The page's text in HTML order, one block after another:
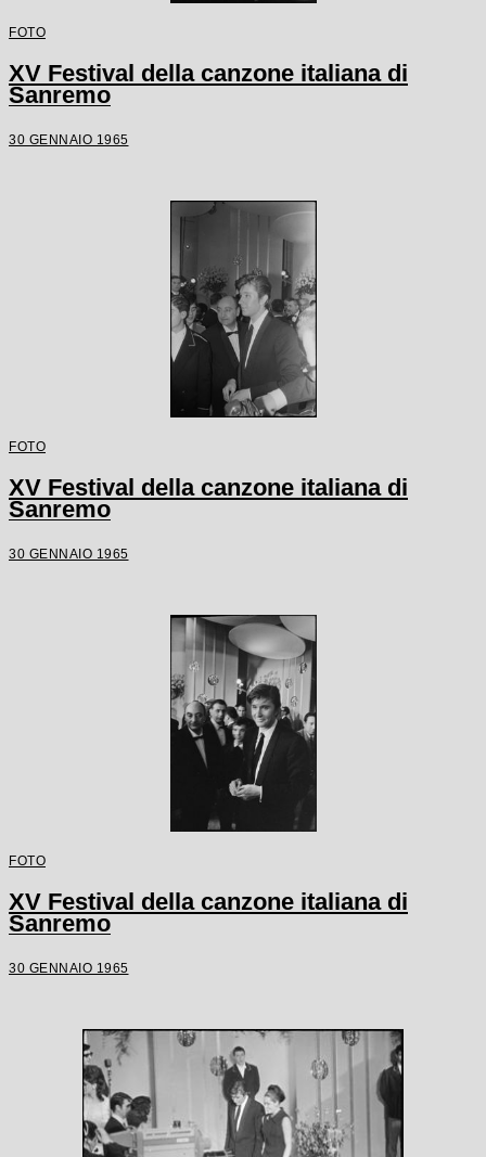
FOTO
XV Festival della canzone italiana di
Sanremo
30 GENNAIO 1965
FOTO
XV Festival della canzone italiana di
Sanremo
30 GENNAIO 1965
FOTO
XV Festival della canzone italiana di
Sanremo
30 GENNAIO 1965